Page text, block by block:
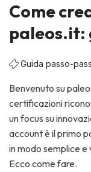
Come
paleos.it:
Guida passo-
Benvenuto su
certificazioni
un focus su
account è il primo
in modo semplice e
Ecco come fare.